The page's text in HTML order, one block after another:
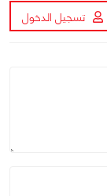
تسجيل الدخول